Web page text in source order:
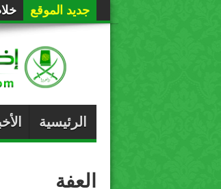
جديد الموقع
الرئيسية
العفة